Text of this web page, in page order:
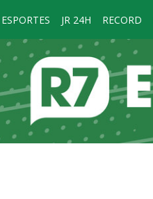
ESPORTES JR 24H RECORD